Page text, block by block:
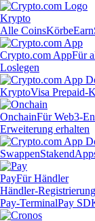
Krypto
Alle CoinsKörbeEarn
Crypto.com AppFür
Loslegen
KryptoVisa Prepaid-
OnchainFür Web3-
Erweiterung erhalten
SwappenStaken
PayFür Händler
Händler-Registrierung
Pay-TerminalPay